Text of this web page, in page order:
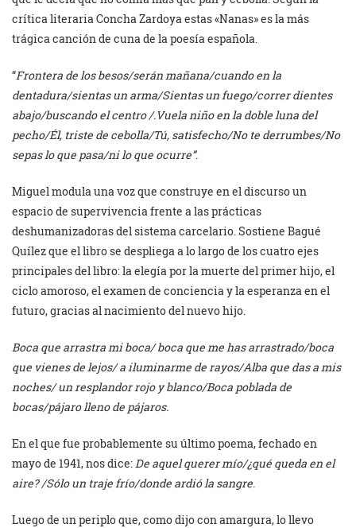
crítica literaria Concha Zardoya estas «Nanas» es la más
trágica canción de cuna de la poesía española.
“Frontera de los besos/serán mañana/cuando en la
dentadura/sientas un arma/Sientas un fuego/correr dientes
abajo/buscando el centro /.Vuela niño en la doble luna del
pecho/Él, triste de cebolla/Tú, satisfecho/No te derrumbes/No
sepas lo que pasa/ni lo que ocurre”.
Miguel modula una voz que construye en el discurso un
espacio de supervivencia frente a las prácticas
deshumanizadoras del sistema carcelario. Sostiene Bagué
Quílez que el libro se despliega a lo largo de los cuatro ejes
principales del libro: la elegía por la muerte del primer hijo, el
ciclo amoroso, el examen de conciencia y la esperanza en el
futuro, gracias al nacimiento del nuevo hijo.
Boca que arrastra mi boca/ boca que me has arrastrado/boca
que vienes de lejos/ a iluminarme de rayos/Alba que das a mis
noches/ un resplandor rojo y blanco/Boca poblada de
bocas/pájaro lleno de pájaros.
En el que fue probablemente su último poema, fechado en
mayo de 1941, nos dice:De aquel querer mío/¿qué queda en el
aire? /Sólo un traje frío/donde ardió la sangre.
Luego de un periplo que, como dijo con amargura, lo llevo